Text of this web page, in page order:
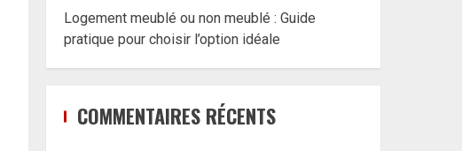
Logement meublé ou non meublé : Guide
pratique pour choisir l’option idéale
COMMENTAIRES RÉCENTS